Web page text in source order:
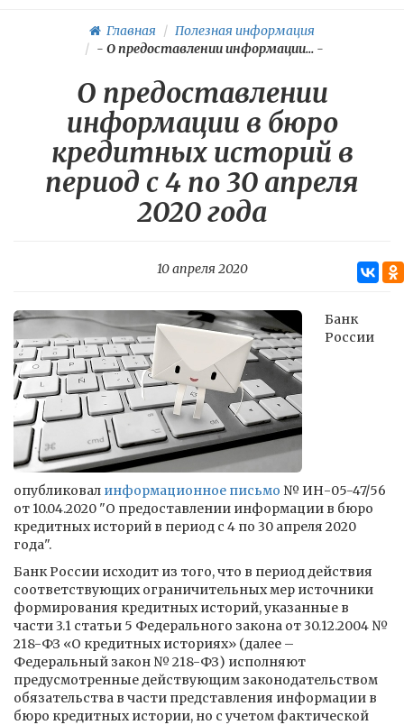
Главная
Полезная информация
- О предоставлении информации... -
О предоставлении
информации в бюро
кредитных историй в
период с 4 по 30 апреля
2020 года
10 апреля 2020
Банк
России
опубликовал информационное письмо № ИН-05-47/56
от 10.04.2020 "О предоставлении информации в бюро
кредитных историй в период с 4 по 30 апреля 2020
года".
Банк России исходит из того, что в период действия
соответствующих ограничительных мер источники
формирования кредитных историй, указанные в
части 3.1 статьи 5 Федерального закона от 30.12.2004 №
218-ФЗ «О кредитных историях» (далее –
Федеральный закон № 218-ФЗ) исполняют
предусмотренные действующим законодательством
обязательства в части представления информации в
бюро кредитных истории, но с учетом фактической